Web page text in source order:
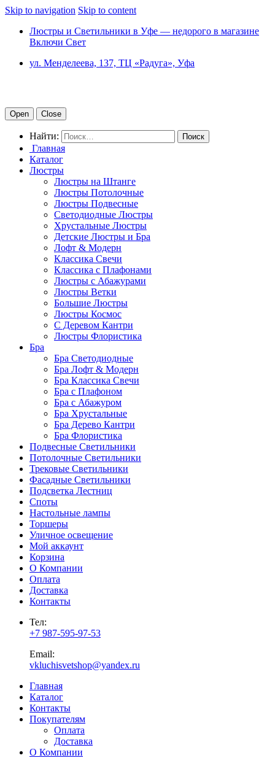
Skip to navigation Skip to content
Люстры и Светильники в Уфе — недорого в магазине
Включи Свет
ул. Менделеева, 137, ТЦ «Радуга», Уфа
Open Close
Найти:
Главная
Каталог
Люстры
Люстры на Штанге
Люстры Потолочные
Люстры Подвесные
Светодиодные Люстры
Хрустальные Люстры
Детские Люстры и Бра
Лофт & Модерн
Классика Свечи
Классика с Плафонами
Люстры с Абажурами
Люстры Ветки
Большие Люстры
Люстры Космос
С Деревом Кантри
Люстры Флористика
Бра
Бра Светодиодные
Бра Лофт & Модерн
Бра Классика Свечи
Бра с Плафоном
Бра с Абажуром
Бра Хрустальные
Бра Дерево Кантри
Бра Флористика
Подвесные Светильники
Потолочные Светильники
Трековые Светильники
Фасадные Светильники
Подсветка Лестниц
Споты
Настольные лампы
Торшеры
Уличное освещение
Мой аккаунт
Корзина
О Компании
Оплата
Доставка
Контакты
Тел:
+7 987-595-97-53
Email:
vkluchisvetshop@yandex.ru
Главная
Каталог
Контакты
Покупателям
Оплата
Доставка
О Компании